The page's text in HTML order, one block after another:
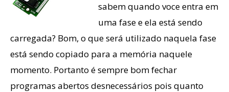
sabem quando voce entra em
uma fase e ela está sendo
carregada? Bom, o que será utilizado naquela fase
está sendo copiado para a memória naquele
momento. Portanto é sempre bom fechar
programas abertos desnecessários pois quanto